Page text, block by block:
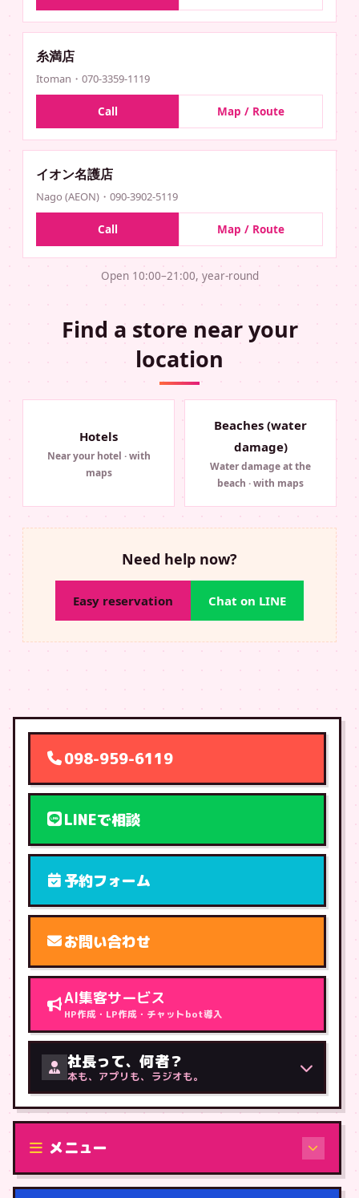
糸満店
Itoman・070-3359-1119
Call Map / Route
イオン名護店
Nago (AEON)・090-3902-5119
Call Map / Route
Open 10:00–21:00, year-round
Find a store near your
location
Hotels
Near your hotel · with
maps
Beaches (water
damage)
Water damage at the
beach · with maps
Need help now?
Easy reservation Chat on LINE
098-959-6119
LINEで相談
予約フォーム
お問い合わせ
AI集客サービス
HP作成・LP作成・チャットbot導入
社長って、何者？
本も、アプリも、ラジオも。
メニュー